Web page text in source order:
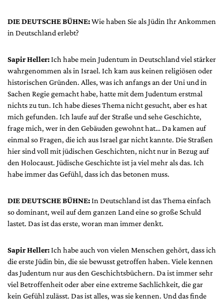
DIE DEUTSCHE BÜHNE:Wie haben Sie als Jüdin Ihr Ankommen
in Deutschland erlebt?
Sapir Heller:Ich habe mein Judentum in Deutschland viel stärker
wahrgenommen als in Israel. Ich kam aus keinen religiösen oder
historischen Gründen. Alles, was ich anfangs an der Uni und in
Sachen Regie gemacht habe, hatte mit dem Judentum erstmal
nichts zu tun. Ich habe dieses Thema nicht gesucht, aber es hat
mich gefunden. Ich laufe auf der Straße und sehe Geschichte,
frage mich, wer in den Gebäuden gewohnt hat… Da kamen auf
einmal so Fragen, die ich aus Israel gar nicht kannte. Die Straßen
hier sind voll mit jüdischen Geschichten, nicht nur in Bezug auf
den Holocaust. Jüdische Geschichte ist ja viel mehr als das. Ich
habe immer das Gefühl, dass ich das betonen muss.
DIE DEUTSCHE BÜHNE:In Deutschland ist das Thema einfach
so dominant, weil auf dem ganzen Land eine so große Schuld
lastet. Das ist das erste, woran man immer denkt.
Sapir Heller:Ich habe auch von vielen Menschen gehört, dass ich
die erste Jüdin bin, die sie bewusst getroffen haben. Viele kennen
das Judentum nur aus den Geschichtsbüchern. Da ist immer sehr
viel Betroffenheit oder aber eine extreme Sachlichkeit, die gar
kein Gefühl zulässt. Das ist alles, was sie kennen. Und das finde